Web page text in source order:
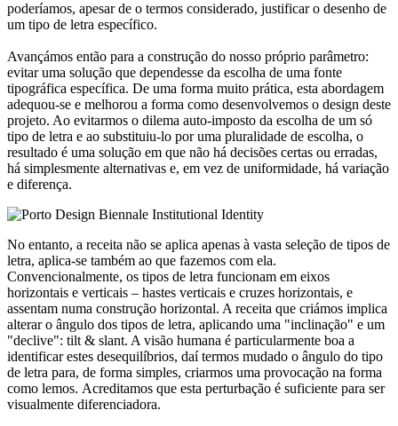
poderíamos, apesar de o termos considerado, justificar o desenho de
um tipo de letra específico.
Avançámos então para a construção do nosso próprio parâmetro:
evitar uma solução que dependesse da escolha de uma fonte
tipográfica específica. De uma forma muito prática, esta abordagem
adequou-se e melhorou a forma como desenvolvemos o design deste
projeto. Ao evitarmos o dilema auto-imposto da escolha de um só
tipo de letra e ao substituiu-lo por uma pluralidade de escolha, o
resultado é uma solução em que não há decisões certas ou erradas,
há simplesmente alternativas e, em vez de uniformidade, há variação
e diferença.
No entanto, a receita não se aplica apenas à vasta seleção de tipos de
letra, aplica-se também ao que fazemos com ela.
Convencionalmente, os tipos de letra funcionam em eixos
horizontais e verticais – hastes verticais e cruzes horizontais, e
assentam numa construção horizontal. A receita que criámos implica
alterar o ângulo dos tipos de letra, aplicando uma "inclinação" e um
"declive": tilt & slant. A visão humana é particularmente boa a
identificar estes desequilíbrios, daí termos mudado o ângulo do tipo
de letra para, de forma simples, criarmos uma provocação na forma
como lemos. Acreditamos que esta perturbação é suficiente para ser
visualmente diferenciadora.